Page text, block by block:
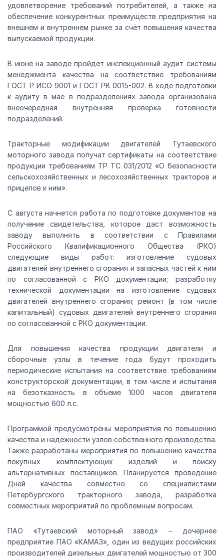
удовлетворение требований потребителей, а также на
обеспечение конкурентных преимуществ предприятия на
внешнем и внутреннем рынке за счёт повышения качества
выпускаемой продукции.
В июне на заводе пройдёт инспекционный аудит системы
менеджмента качества на соответствие требованиям
ГОСТ Р ИСО 9001 и ГОСТ РВ 0015-002. В ходе подготовки
к аудиту в мае в подразделениях завода организована
внеочередная внутренняя проверка готовности
подразделений.
Тракторные модификации двигателей Тутаевского
моторного завода получат сертификаты на соответствие
продукции требованиям ТР ТС 031/2012 «О безопасности
сельскохозяйственных и лесохозяйственных тракторов и
прицепов к ним».
С августа начнется работа по подготовке документов на
получение свидетельства, которое даст возможность
заводу выполнять в соответствии с Правилами
Российского Квалификационного Общества (РКО)
следующие виды работ: изготовление судовых
двигателей внутреннего сгорания и запасных частей к ним
по согласованной с РКО документации; разработку
технической документации на изготовление судовых
двигателей внутреннего сгорания; ремонт (в том числе
капитальный) судовых двигателей внутреннего сгорания
по согласованной с РКО документации.
Для повышения качества продукции двигатели и
сборочные узлы в течение года будут проходить
периодические испытания на соответствие требованиям
конструкторской документации, в том числе и испытания
на безотказность в объеме 1000 часов двигателя
мощностью 600 л.с.
Программой предусмотрены мероприятия по повышению
качества и надёжности узлов собственного производства.
Также разработаны мероприятия по повышению качества
покупных комплектующих изделий и поиску
альтернативных поставщиков. Планируется проведение
Дней качества совместно со специалистами
Петербургского тракторного завода, разработка
совместных мероприятий по проблемным вопросам.
ПАО «Тутаевский моторный завод» – дочернее
предприятие ПАО «КАМАЗ», один из ведущих российских
производителей дизельных двигателей мощностью от 300